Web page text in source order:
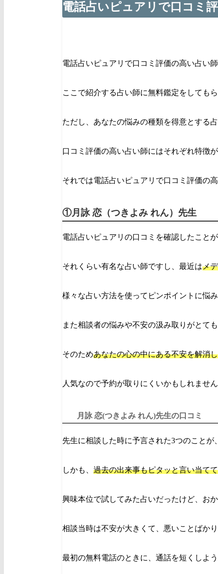
電話占いピュアリで口コミ
電話占いピュアリで口コミ評価の高い占い
ここで紹介する占い師に無料鑑定をしても
ただし、あなたの悩みの種類を得意とする
口コミ評価の高い占い師にはそれぞれ特徴
それでは電話占いピュアリで口コミ評価の
①月詠 恋（つきよみ れん）先生
電話占いピュアリの口コミを確認したこと
それくらい有名な占い師ですし、最近はメ
様々な占い方法を使ってピンポイントに悩
また相談者の悩みや不安の汲み取りがとて
そのためあなたの心の中にある不安を解消
人気なので予約が取りにくいかもしれませ
月詠 恋(つきよみ れん)先生の口コミ
先生に相談した時に予言された3つのこと
しかも、 過去の出来事もピタッと言い当て
興味本位で試してみた占いだったけど、お
相談当時は不安が大きくて、悪いことばか
最初の無料電話のときに、通話を短くしよ